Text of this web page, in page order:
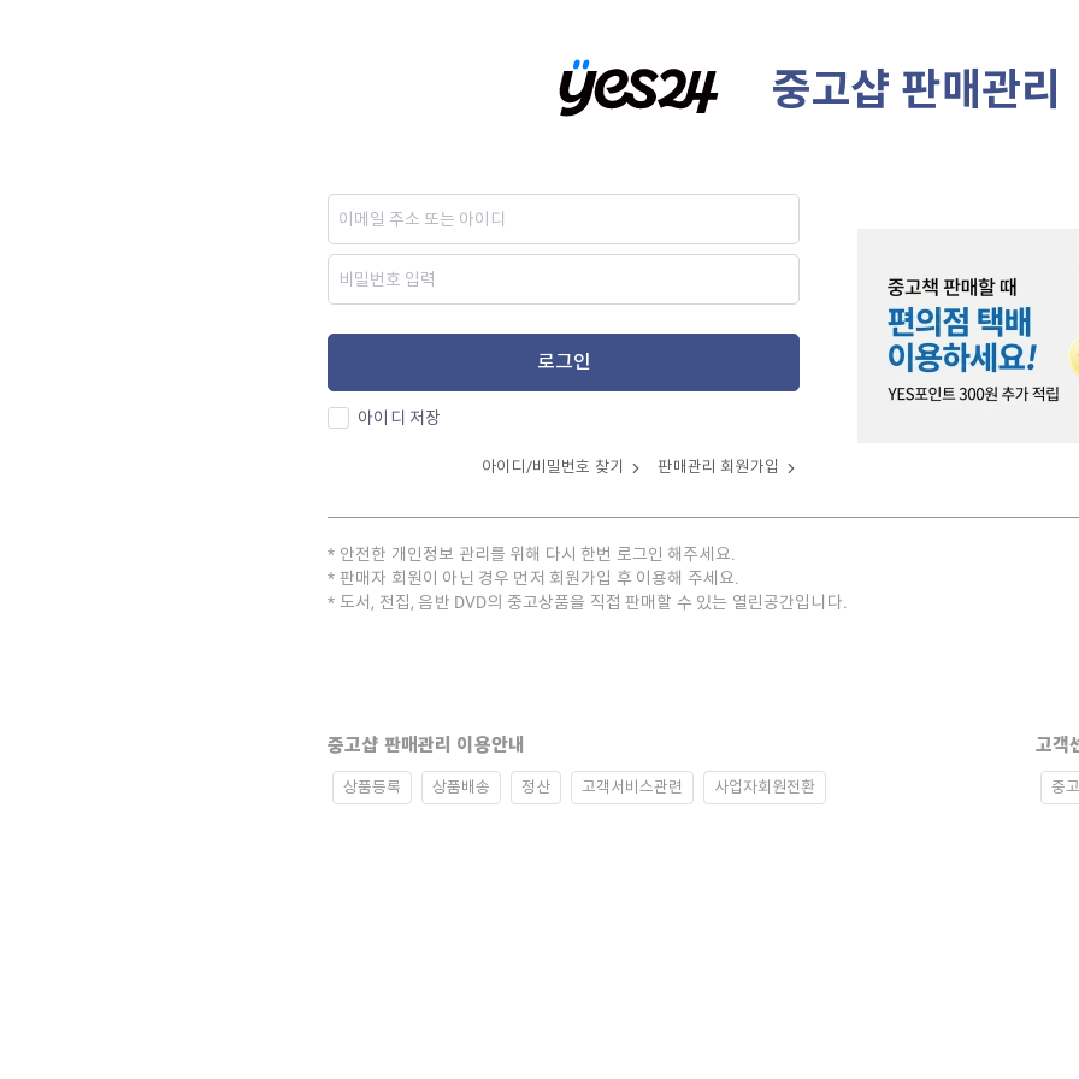
중고샵 판매관리
로그인
아이디 저장
아이디/비밀번호 찾기 판매관리 회원가입
안전한 개인정보 관리를 위해 다시 한번 로그인 해주세요.
판매자 회원이 아닌 경우 먼저 회원가입 후 이용해 주세요.
도서, 전집, 음반 DVD의 중고상품을 직접 판매할 수 있는 열린공간입니다.
중고샵 판매관리 이용안내
상품등록 상품배송 정산 고객서비스관련 사업자회원전환
고객
중